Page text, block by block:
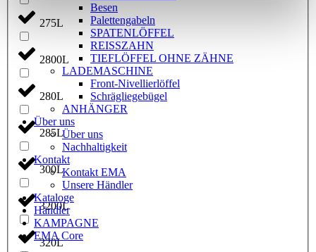
275L
2800L
280L
285L
300L
3200L
320L
Besen
Palettengabeln
SPATENLÖFFEL
REISSZAHN
TIEFLÖFFEL OHNE ZÄHNE
LADEMASCHINE
Front-Nivellierlöffel
Schrägliegebügel
ANHÄNGER
Über uns
Über uns
Nachhaltigkeit
Kontakt
Kontakt EMA
Unsere Händler
Kataloge
Händler
KAMPAGNE
EMA Core